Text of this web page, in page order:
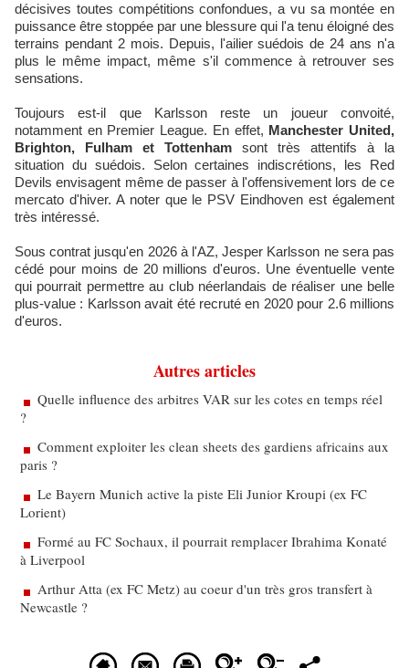
décisives toutes compétitions confondues, a vu sa montée en
puissance être stoppée par une blessure qui l'a tenu éloigné des
terrains pendant 2 mois. Depuis, l'ailier suédois de 24 ans n'a
plus le même impact, même s'il commence à retrouver ses
sensations.
Toujours est-il que Karlsson reste un joueur convoité,
notamment en Premier League. En effet, Manchester United,
Brighton, Fulham et Tottenham sont très attentifs à la
situation du suédois. Selon certaines indiscrétions, les Red
Devils envisagent même de passer à l'offensivement lors de ce
mercato d'hiver. A noter que le PSV Eindhoven est également
très intéressé.
Sous contrat jusqu'en 2026 à l'AZ, Jesper Karlsson ne sera pas
cédé pour moins de 20 millions d'euros. Une éventuelle vente
qui pourrait permettre au club néerlandais de réaliser une belle
plus-value : Karlsson avait été recruté en 2020 pour 2.6 millions
d'euros.
Autres articles
Quelle influence des arbitres VAR sur les cotes en temps réel
?
Comment exploiter les clean sheets des gardiens africains aux
paris ?
Le Bayern Munich active la piste Eli Junior Kroupi (ex FC
Lorient)
Formé au FC Sochaux, il pourrait remplacer Ibrahima Konaté
à Liverpool
Arthur Atta (ex FC Metz) au coeur d'un très gros transfert à
Newcastle ?